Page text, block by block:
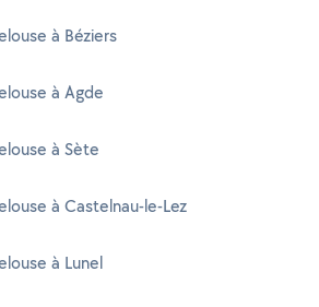
à Béziers
à Agde
à Sète
à Castelnau-le-Lez
à Lunel